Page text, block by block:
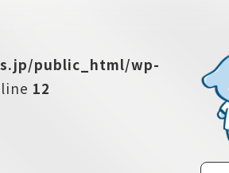
public_html/wp-
12